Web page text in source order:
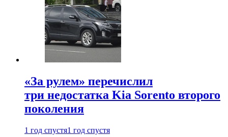
«За рулем» перечислил
три недостатка Kia Sorento второго
поколения
1 год спустя1 год спустя